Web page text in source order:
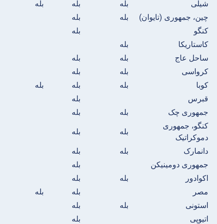
شیلی بله بله
بله
چین، جمهوری (تایوان)
بله
بله
کنگو
بله
کاستاریکا
بله
ساحل عاج
بله
بله
کرواسی
بله
بله
کوبا
بله بله
بله
قبرس
بله
جمهوری چک
بله
بله
کنگو، جمهوری
دموکراتیک
بله بله
دانمارک بله
بله
جمهوری دومینیکن
بله
اکوادور
بله
بله
مصر
بله
بله
استونی
بله
بله
اتیوپی
بله